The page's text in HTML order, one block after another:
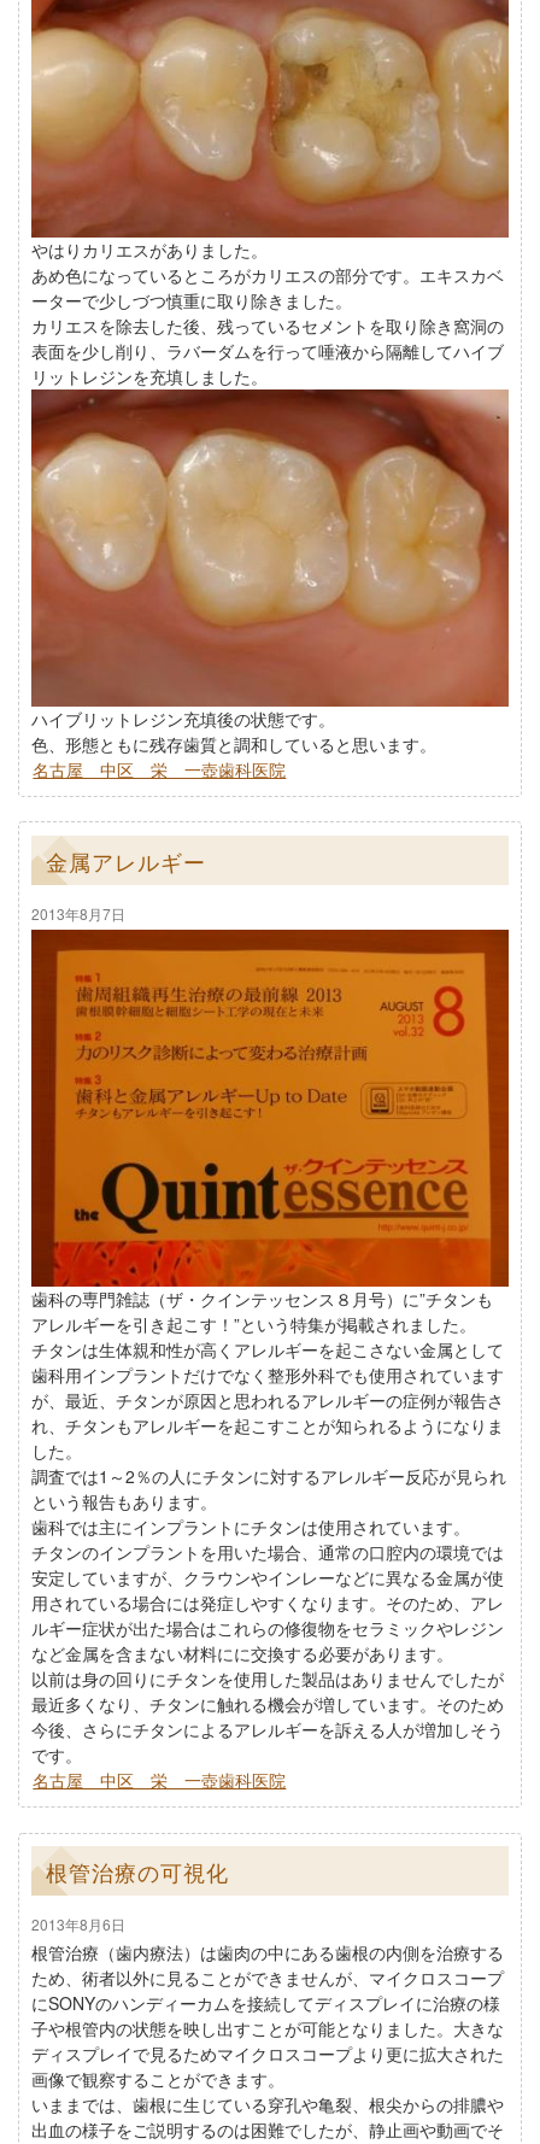
やはりカリエスがありました。
あめ色になっているところがカリエスの部分です。エキスカベ
ーターで少しづつ慎重に取り除きました。
カリエスを除去した後、残っているセメントを取り除き窩洞の
表面を少し削り、ラバーダムを行って唾液から隔離してハイブ
リットレジンを充填しました。
ハイブリットレジン充填後の状態です。
色、形態ともに残存歯質と調和していると思います。
名古屋 中区 栄 一壺歯科医院
金属アレルギー
2013年8月7日
歯科の専門雑誌（ザ・クインテッセンス８月号）に”チタンも
アレルギーを引き起こす！”という特集が掲載されました。
チタンは生体親和性が高くアレルギーを起こさない金属として
歯科用インプラントだけでなく整形外科でも使用されています
が、最近、チタンが原因と思われるアレルギーの症例が報告さ
れ、チタンもアレルギーを起こすことが知られるようになりま
した。
調査では1～2％の人にチタンに対するアレルギー反応が見られ
という報告もあります。
歯科では主にインプラントにチタンは使用されています。
チタンのインプラントを用いた場合、通常の口腔内の環境では
安定していますが、クラウンやインレーなどに異なる金属が使
用されている場合には発症しやすくなります。そのため、アレ
ルギー症状が出た場合はこれらの修復物をセラミックやレジン
など金属を含まない材料にに交換する必要があります。
以前は身の回りにチタンを使用した製品はありませんでしたが
最近多くなり、チタンに触れる機会が増しています。そのため
今後、さらにチタンによるアレルギーを訴える人が増加しそう
です。
名古屋 中区 栄 一壺歯科医院
根管治療の可視化
2013年8月6日
根管治療（歯内療法）は歯肉の中にある歯根の内側を治療する
ため、術者以外に見ることができませんが、マイクロスコープ
にSONYのハンディーカムを接続してディスプレイに治療の様
子や根管内の状態を映し出すことが可能となりました。大きな
ディスプレイで見るためマイクロスコープより更に拡大された
画像で観察することができます。
いままでは、歯根に生じている穿孔や亀裂、根尖からの排膿や
出血の様子をご説明するのは困難でしたが、静止画や動画でそ